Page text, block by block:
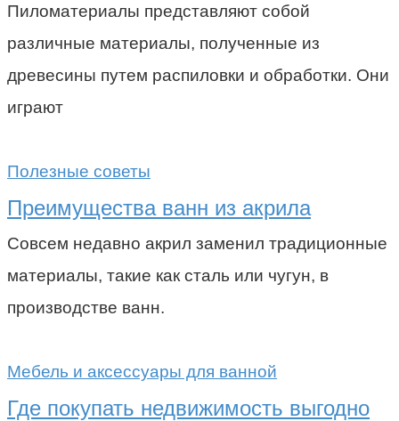
Пиломатериалы представляют собой
различные материалы, полученные из
древесины путем распиловки и обработки. Они
играют
Полезные советы
Преимущества ванн из акрила
Совсем недавно акрил заменил традиционные
материалы, такие как сталь или чугун, в
производстве ванн.
Мебель и аксессуары для ванной
Где покупать недвижимость выгодно